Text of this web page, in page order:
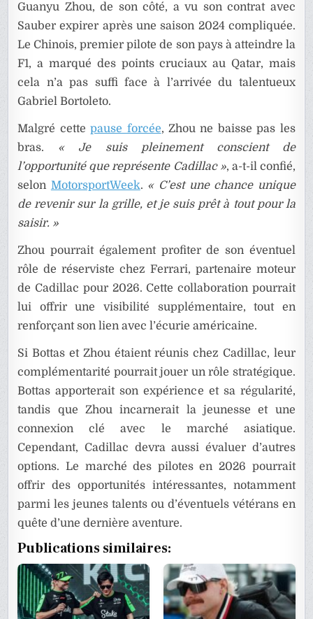
Guanyu Zhou, de son côté, a vu son contrat avec
Sauber expirer après une saison 2024 compliquée.
Le Chinois, premier pilote de son pays à atteindre la
F1, a marqué des points cruciaux au Qatar, mais
cela n’a pas suffi face à l’arrivée du talentueux
Gabriel Bortoleto.
Malgré cettepause forcée, Zhou ne baisse pas les
bras. « Je suis pleinement conscient de
l’opportunité que représente Cadillac », a-t-il confié,
selon MotorsportWeek. « C’est une chance unique
de revenir sur la grille, et je suis prêt à tout pour la
saisir. »
Zhou pourrait également profiter de son éventuel
rôle de réserviste chez Ferrari, partenaire moteur
de Cadillac pour 2026. Cette collaboration pourrait
lui offrir une visibilité supplémentaire, tout en
renforçant son lien avec l’écurie américaine.
Si Bottas et Zhou étaient réunis chez Cadillac, leur
complémentarité pourrait jouer un rôle stratégique.
Bottas apporterait son expérience et sa régularité,
tandis que Zhou incarnerait la jeunesse et une
connexion clé avec le marché asiatique.
Cependant, Cadillac devra aussi évaluer d’autres
options. Le marché des pilotes en 2026 pourrait
offrir des opportunités intéressantes, notamment
parmi les jeunes talents ou d’éventuels vétérans en
quête d’une dernière aventure.
Publications similaires: